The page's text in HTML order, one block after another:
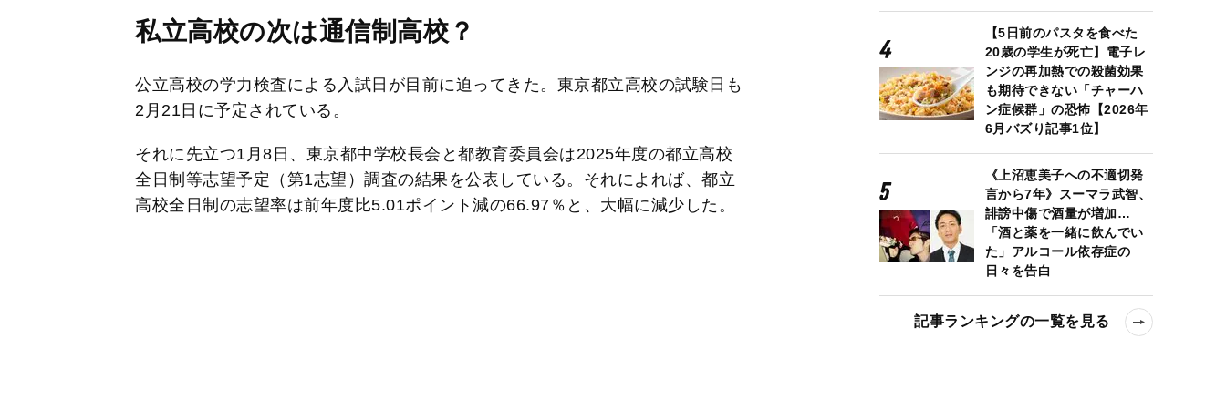
e
私立高校の次は通信制高校？
公立高校の学力検査による入試日が目前に迫ってきた。東京都立高校の試験日も
2月21日に予定されている。
それに先立つ1月8日、東京都中学校長会と都教育委員会は2025年度の都立高校
全日制等志望予定（第1志望）調査の結果を公表している。それによれば、都立
高校全日制の志望率は前年度比5.01ポイント減の66.97％と、大幅に減少した。
【5日前のパスタを食べた
20歳の学生が死亡】電子レ
ンジの再加熱での殺菌効果
も期待できない「チャーハ
ン症候群」の恐怖【2026年
6月バズり記事1位】
《上沼恵美子への不適切発
言から7年》スーマラ武智、
誹謗中傷で酒量が増加…
「酒と薬を一緒に飲んでい
た」アルコール依存症の
日々を告白
記事ランキングの一覧を見る